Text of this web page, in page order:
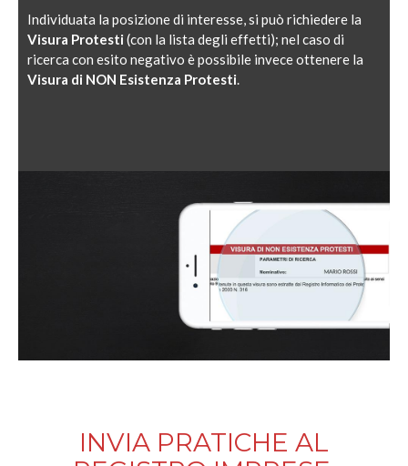
Individuata la posizione di interesse, si può richiedere la
Visura Protesti (con la lista degli effetti); nel caso di
ricerca con esito negativo è possibile invece ottenere la
Visura di NON Esistenza Protesti.
INVIA PRATICHE AL